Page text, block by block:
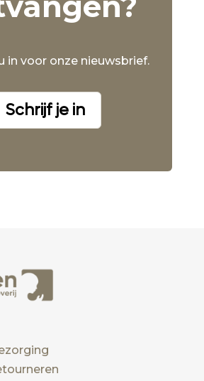
in voor onze nieuwsbrief.
Schrijf je in